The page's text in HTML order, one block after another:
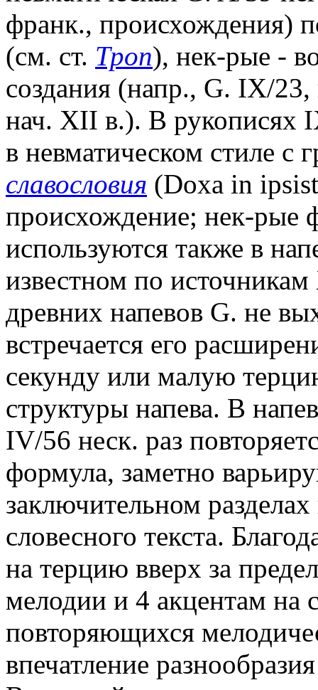
франк., происхождения)
(см. ст. Троп), нек-рые -
создания (напр., G. IX/
нач. XII в.). В рукописях
в невматическом стиле c
славословия (Doxa in
происхождение; нек-рые
используются также в
известном по
древних напевов G. не
встречается его
секунду или малую
структуры напева. В
IV/56 неск. раз
формула, заметно
заключительном
словесного текста.
на терцию вверх за
мелодии и 4 акцентам на
повторяющихся
впечатление